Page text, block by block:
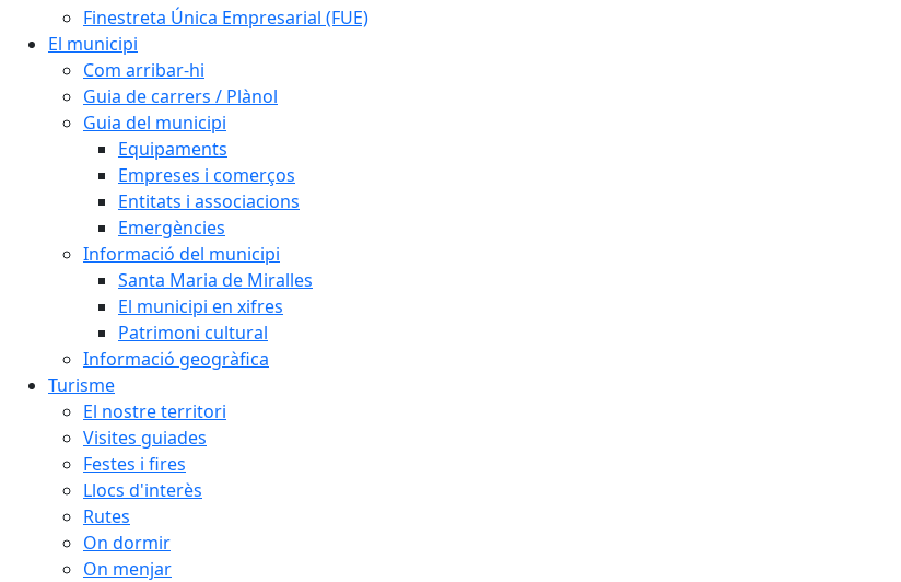
Finestreta Única Empresarial (FUE)
El municipi
Com arribar-hi
Guia de carrers / Plànol
Guia del municipi
Equipaments
Empreses i comerços
Entitats i associacions
Emergències
Informació del municipi
Santa Maria de Miralles
El municipi en xifres
Patrimoni cultural
Informació geogràfica
Turisme
El nostre territori
Visites guiades
Festes i fires
Llocs d'interès
Rutes
On dormir
On menjar